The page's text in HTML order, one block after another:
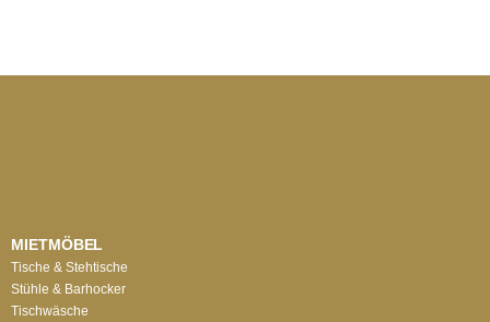
MIETMÖBEL
Tische & Stehtische
Stühle & Barhocker
Tischwäsche